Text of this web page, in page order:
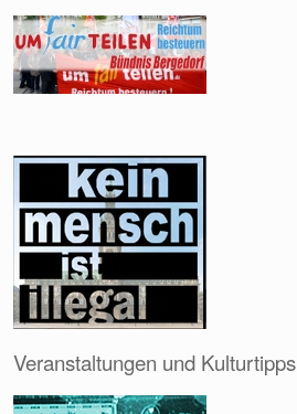
Veranstaltungen und Kulturtipps